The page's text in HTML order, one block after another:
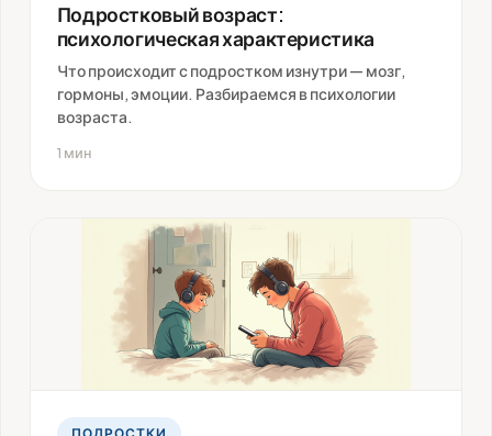
Подростковый возраст:
психологическая характеристика
Что происходит с подростком изнутри — мозг,
гормоны, эмоции. Разбираемся в психологии
возраста.
1 мин